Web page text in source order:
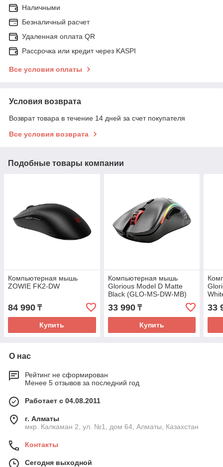
Наличными
Безналичный расчет
Удаленная оплата QR
Рассрочка или кредит через KASPI
Все условия оплаты
Условия возврата
Возврат товара в течение 14 дней за счет покупателя
Все условия возврата
Подобные товары компании
Компьютерная мышь
ZOWIE FK2-DW
84 990 ₸
Купить
Компьютерная мышь
Glorious Model D Matte
Black (GLO-MS-DW-MB)
33 990₸
Купить
33
О нас
Рейтинг не сформирован
Менее 5 отзывов за последний год
Работает с 04.08.2011
г. Алматы
мкр. Калкаман 2, ул. №1, дом 64, Алматы, Казахстан
Контакты
Сегодня выходной